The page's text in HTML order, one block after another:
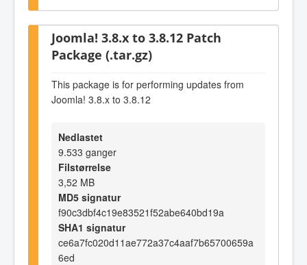
Joomla! 3.8.x to 3.8.12 Patch
Package (.tar.gz)
This package is for performing updates from
Joomla! 3.8.x to 3.8.12
Nedlastet
9.533 ganger
Filstørrelse
3,52 MB
MD5 signatur
f90c3dbf4c19e83521f52abe640bd19a
SHA1 signatur
ce6a7fc020d11ae772a37c4aaf7b65700659a
6ed